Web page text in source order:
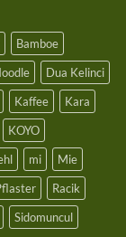
Bamboe
Dua Kelinci
Kaffee
Kara
KOYO
mi
Mie
Racik
Sidomuncul